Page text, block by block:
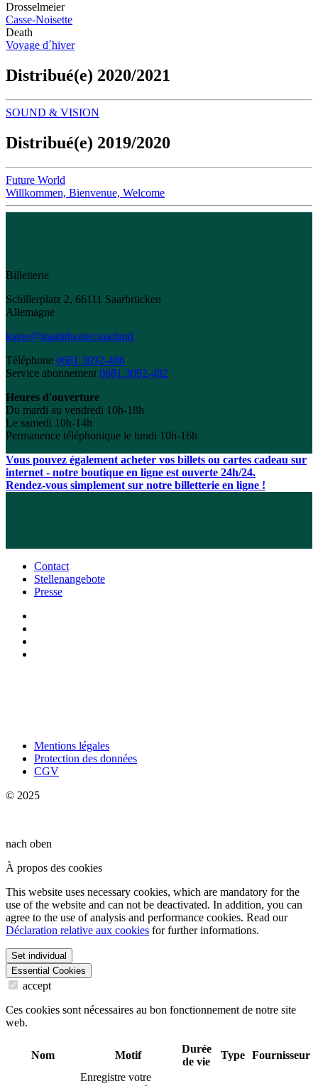
Drosselmeier
Casse-Noisette
Death
Voyage d´hiver
Distribué(e) 2020/2021
SOUND & VISION
Distribué(e) 2019/2020
Future World
Willkommen, Bienvenue, Welcome
Billetterie
Schillerplatz 2, 66111 Saarbrücken
Allemagne
kasse@staatstheater.saarland
Téléphone 0681 3092-486
Service abonnement 0681 3092-482
Heures d'ouverture
Du mardi au vendredi 10h-18h
Le samedi 10h-14h
Permanence téléphonique le lundi 10h-16h
Vous pouvez également acheter vos billets ou cartes cadeau sur
internet - notre boutique en ligne est ouverte 24h/24.
Rendez-vous simplement sur notre billetterie en ligne !
Contact
Stellenangebote
Presse
Mentions légales
Protection des données
CGV
© 2025
nach oben
À propos des cookies
This website uses necessary cookies, which are mandatory for the
use of the website and can not be deactivated. In addition, you can
agree to the use of analysis and performance cookies. Read our
Déclaration relative aux cookies for further informations.
Set individual
Essential Cookies
accept
Ces cookies sont nécessaires au bon fonctionnement de notre site
web.
Nom Motif
Durée
de vie
Type Fournisseur
Enregistre votre